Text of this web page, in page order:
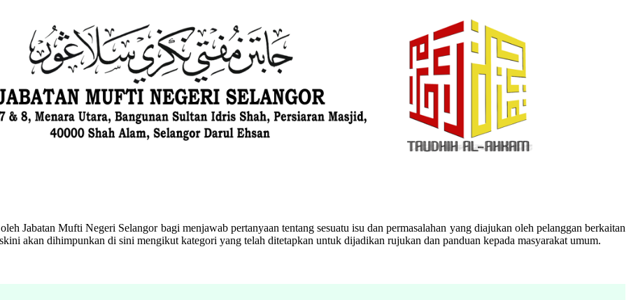
Jabatan Mufti Negeri Selangor bagi menjawab pertanyaan tentang sesuatu isu dan permasalahan yang diajukan oleh pelanggan berkaitan
akan dihimpunkan di sini mengikut kategori yang telah ditetapkan untuk dijadikan rujukan dan panduan kepada masyarakat umum.